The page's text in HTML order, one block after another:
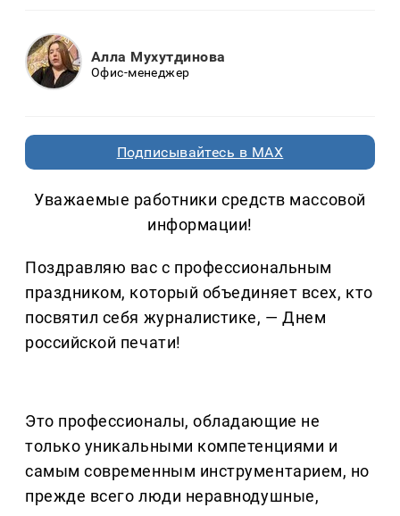
Алла Мухутдинова
Офис-менеджер
Подписывайтесь в MAX
Уважаемые работники средств массовой
информации!
Поздравляю вас с профессиональным
праздником, который объединяет всех, кто
посвятил себя журналистике, — Днем
российской печати!
Это профессионалы, обладающие не
только уникальными компетенциями и
самым современным инструментарием, но
прежде всего люди неравнодушные,